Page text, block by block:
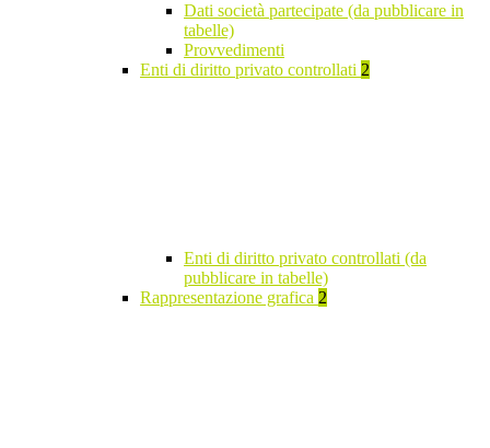
Dati società partecipate (da pubblicare in
tabelle)
Provvedimenti
Enti di diritto privato controllati 2
Enti di diritto privato controllati (da
pubblicare in tabelle)
Rappresentazione grafica 2